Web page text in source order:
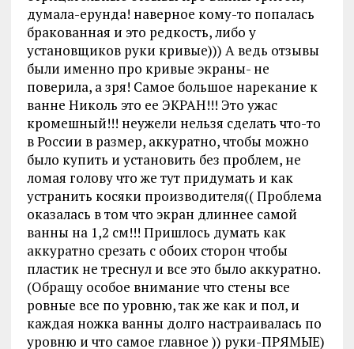
думала-ерунда! наверное кому-то попалась
бракованная и это редкость, либо у
установщиков руки кривые))) А ведь отзывы
были именно про кривые экраны- не
поверила, а зря! Самое большое нарекание к
ванне Николь это ее ЭКРАН!!! Это ужас
кромешный!!! неужели нельзя сделать что-то
в России в размер, аккуратно, чтобы можно
было купить и установить без проблем, не
ломая голову что же тут придумать и как
устранить косяки производителя(( Проблема
оказалась в том что экран длиннее самой
ванны на 1,2 см!!! Пришлось думать как
аккуратно срезать с обоих сторон чтобы
пластик не треснул и все это было аккуратно.
(Обращу особое внимание что стены все
ровные все по уровню, так же как и пол, и
каждая ножка ванны долго настраивалась по
уровню и что самое главное )) руки-ПРЯМЫЕ)